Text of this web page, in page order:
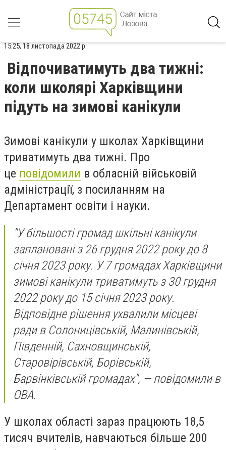
15:25, 18 листопада 2022 р.
Відпочиватимуть два тижні:
коли школярі Харківщини
підуть на зимові канікули
Зимові канікули у школах Харківщини
триватимуть два тижні. Про
це повідомили в обласній військовій
адміністрації, з посиланням на
Департамент освіти і науки.
"У більшості громад шкільні канікули
заплановані з 26 грудня 2022 року до 8
січня 2023 року. У 7 громадах Харківщини
зимові канікули триватимуть з 30 грудня
2022 року до 15 січня 2023 року.
Відповідне рішення ухвалили місцеві
ради в Солоницівській, Малинівській,
Південній, Сахновщинській,
Старовірівській, Борівській,
Барвінківській громадах", — повідомили в
ОВА.
У школах області зараз працюють 18,5
тисяч вчителів, навчаються більше 200